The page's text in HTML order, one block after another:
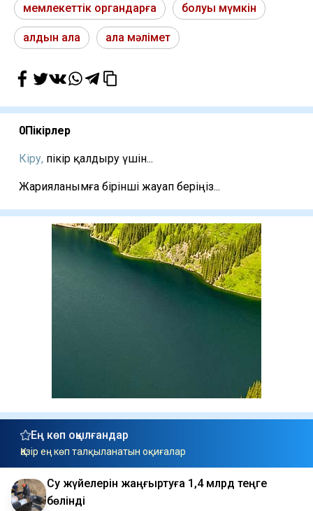
мемлекеттік органдарға болуы мүмкін
алдын ала ала мәлімет
0Пікірлер
Кіру, пікір қалдыру үшін...
Жарияланымға бірінші жауап беріңіз...
Ең көп оқылғандар
Қазір ең көп талқыланатын оқиғалар
Су жүйелерін жаңғыртуға 1,4 млрд теңге
бөлінді